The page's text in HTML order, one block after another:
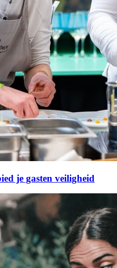
je gasten veiligheid